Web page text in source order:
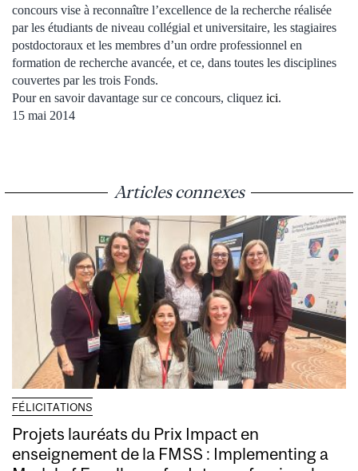
concours vise à reconnaître l’excellence de la recherche réalisée
par les étudiants de niveau collégial et universitaire, les stagiaires
postdoctoraux et les membres d’un ordre professionnel en
formation de recherche avancée, et ce, dans toutes les disciplines
couvertes par les trois Fonds.
Pour en savoir davantage sur ce concours, cliquez ici.
15 mai 2014
Articles connexes
FÉLICITATIONS
Projets lauréats du Prix Impact en
enseignement de la FMSS : Implementing a